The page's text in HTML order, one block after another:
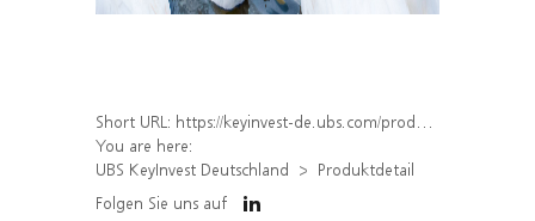
Short URL: https://keyinvest-de.ubs.com/produkt/detail/index/isin/DE000WA7AWA0
You are here:
UBS KeyInvest Deutschland
Produktdetail
Folgen Sie uns auf